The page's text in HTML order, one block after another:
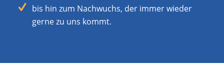
bis hin zum Nachwuchs, der immer wieder
gerne zu uns kommt.